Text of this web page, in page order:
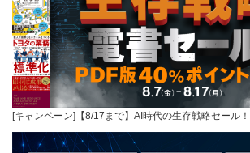
[キャンペーン]【8/17まで】AI時代の生存戦略セール